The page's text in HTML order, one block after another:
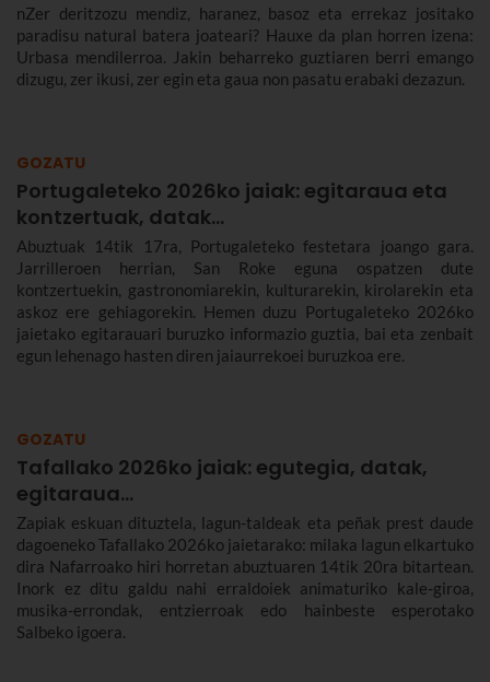
nZer deritzozu mendiz, haranez, basoz eta errekaz jositako
paradisu natural batera joateari? Hauxe da plan horren izena:
Urbasa mendilerroa. Jakin beharreko guztiaren berri emango
dizugu, zer ikusi, zer egin eta gaua non pasatu erabaki dezazun.
GOZATU
Portugaleteko 2026ko jaiak: egitaraua eta
kontzertuak, datak...
Abuztuak 14tik 17ra, Portugaleteko festetara joango gara.
Jarrilleroen herrian, San Roke eguna ospatzen dute
kontzertuekin, gastronomiarekin, kulturarekin, kirolarekin eta
askoz ere gehiagorekin. Hemen duzu Portugaleteko 2026ko
jaietako egitarauari buruzko informazio guztia, bai eta zenbait
egun lehenago hasten diren jaiaurrekoei buruzkoa ere.
GOZATU
Tafallako 2026ko jaiak: egutegia, datak,
egitaraua...
Zapiak eskuan dituztela, lagun-taldeak eta peñak prest daude
dagoeneko Tafallako 2026ko jaietarako: milaka lagun elkartuko
dira Nafarroako hiri horretan abuztuaren 14tik 20ra bitartean.
Inork ez ditu galdu nahi erraldoiek animaturiko kale-giroa,
musika-errondak, entzierroak edo hainbeste esperotako
Salbeko igoera.